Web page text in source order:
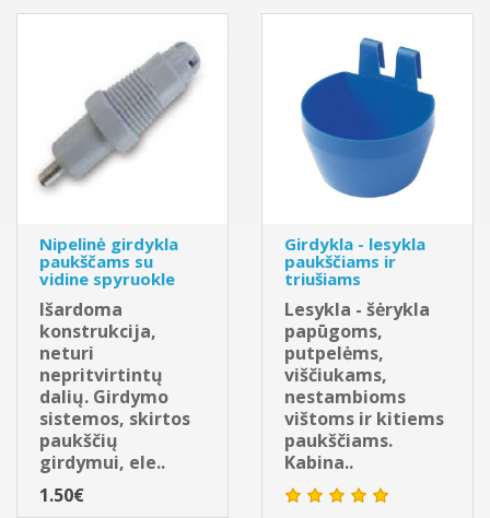
Nipelinė girdykla
paukščams su
vidine spyruokle
Išardoma
konstrukcija,
neturi
nepritvirtintų
dalių. Girdymo
sistemos, skirtos
paukščių
girdymui, ele..
1.50€
Girdykla - lesykla
paukščiams ir
triušiams
Lesykla - šėrykla
papūgoms,
putpelėms,
viščiukams,
nestambioms
vištoms ir kitiems
paukščiams.
Kabina..